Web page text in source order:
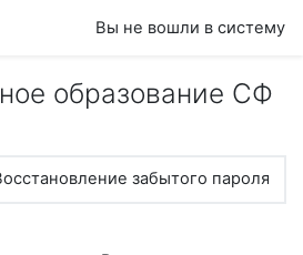
Вы не вошли в систему
образование СФ
забытого пароля